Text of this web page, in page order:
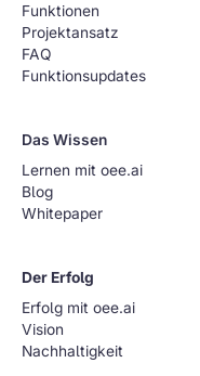
Funktionen
Projektansatz
FAQ
Funktionsupdates
Das Wissen
Lernen mit oee.ai
Blog
Whitepaper
Der Erfolg
Erfolg mit oee.ai
Vision
Nachhaltigkeit